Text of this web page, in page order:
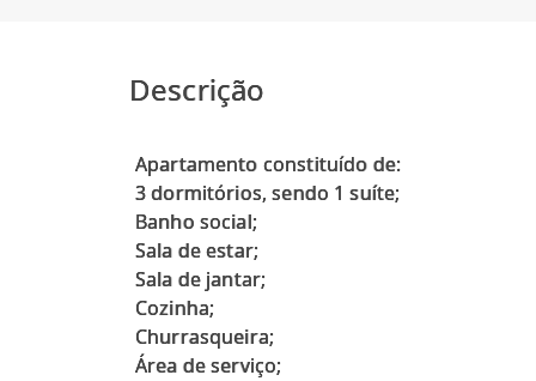
Descrição
Apartamento constituído de:
3 dormitórios, sendo 1 suíte;
Banho social;
Sala de estar;
Sala de jantar;
Cozinha;
Churrasqueira;
Área de serviço;